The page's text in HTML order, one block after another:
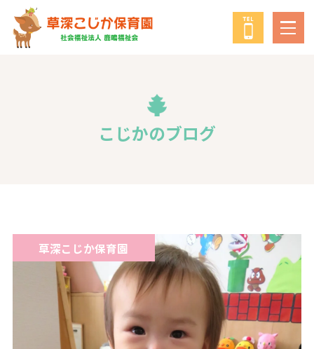
鹿鳴福祉会
教育・保育の方針
子育て支援事業
一時預かり保育事業
こじかのブログ
子育て支援
草深こじか保育園